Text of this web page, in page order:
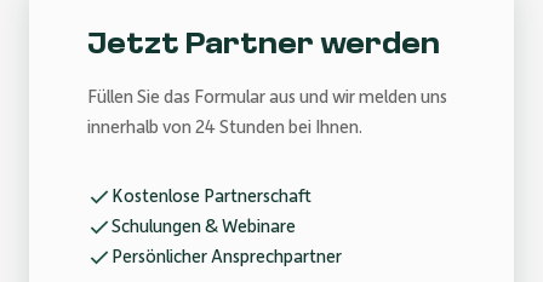
Jetzt Partner werden
Füllen Sie das Formular aus und wir melden uns
innerhalb von 24 Stunden bei Ihnen.
Kostenlose Partnerschaft
Schulungen & Webinare
Persönlicher Ansprechpartner